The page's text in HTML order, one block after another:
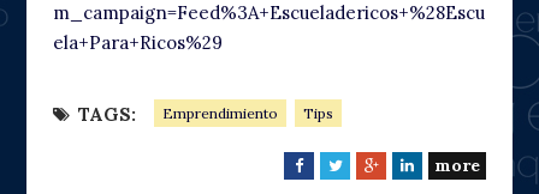
m_campaign=Feed%3A+Escueladericos+%28Escu
ela+Para+Ricos%29
TAGS: Emprendimiento Tips
F
T
G
L
more